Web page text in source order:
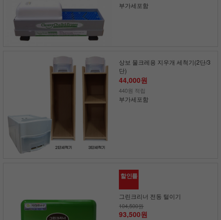
부가세포함
상보 물크레용 지우개 세척기(2단/3
단)
44,000원
440원 적립
부가세포함
할인률
그린크리너 전동 털이기
104,500원
93,500원